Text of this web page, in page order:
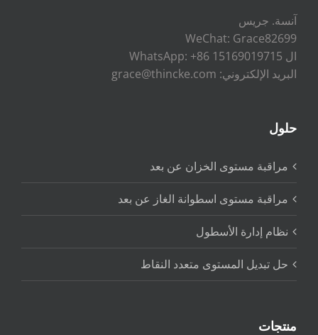
آنسة. جريس
WeChat: Grace82699
ال WhatsApp: +86 15169019715
البريد الإلكتروني: grace@thincke.com
حلول
مراقبة مستوى الخزان عن بعد
مراقبة مستوى اسطوانة الغاز عن بعد
نظام إدارة الأسطول
حل تبديل المستوى متعدد النقاط
منتجات